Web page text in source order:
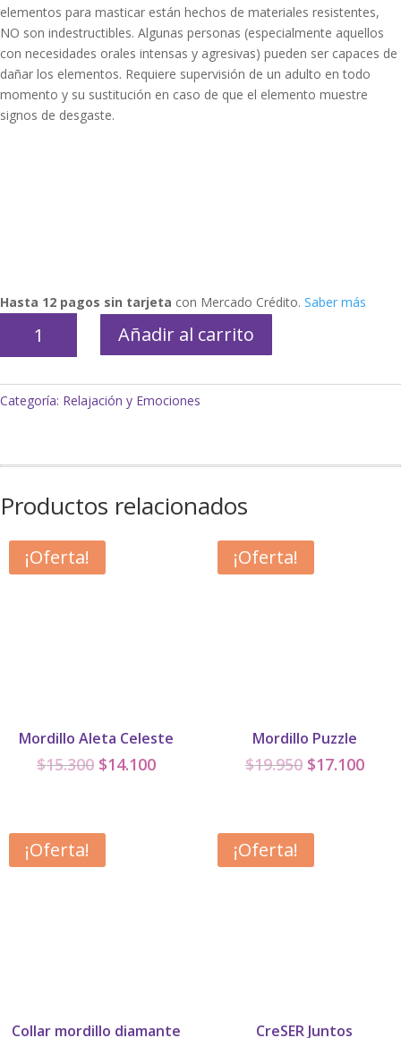
elementos para masticar están hechos de materiales resistentes,
NO son indestructibles. Algunas personas (especialmente aquellos
con necesidades orales intensas y agresivas) pueden ser capaces de
dañar los elementos. Requiere supervisión de un adulto en todo
momento y su sustitución en caso de que el elemento muestre
signos de desgaste.
Hasta 12 pagos sin tarjeta con Mercado Crédito. Saber más
mordillo
cantidad
Añadir al carrito
Categoría: Relajación y Emociones
Productos relacionados
¡Oferta!
Mordillo Aleta Celeste
$15.300 El
era:
$14.100El
¡Oferta!
Mordillo Puzzle
$19.950 El
era:
$17.100El
¡Oferta!
Collar mordillo diamante
¡Oferta!
CreSER Juntos